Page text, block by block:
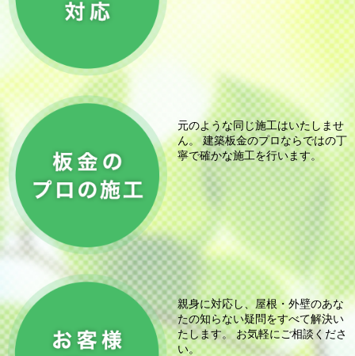
元のような同じ施工はいたしませ
ん。 建築板金のプロならではの丁
寧で確かな施工を行います。
親身に対応し、屋根・外壁のあな
たの知らない疑問をすべて解決い
たします。 お気軽にご相談くださ
い。